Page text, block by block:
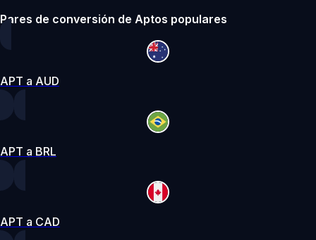
Pares de conversión de Aptos populares
APT a AUD
APT a BRL
APT a CAD